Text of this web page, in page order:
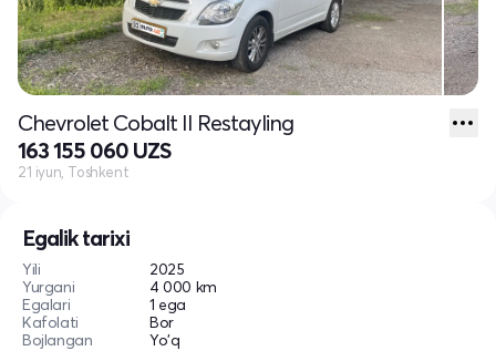
Egalik tarixi
Yili
2025
Yurgani
4 000 km
Egalari
1 ega
Kafolati
Bor
Bojlangan
Yo'q
Chevrolet Cobalt II Restayling
163 155 060 UZS
21 iyun, Toshkent